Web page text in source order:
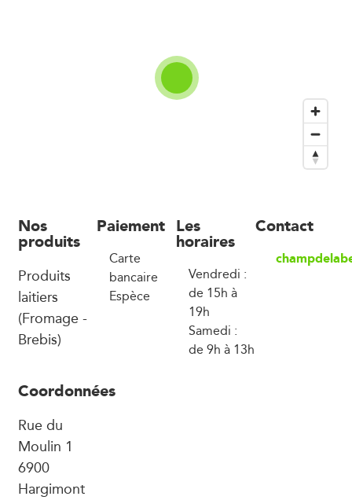
Nos
produits
Produits
laitiers
(Fromage -
Brebis)
Paiement
Carte
bancaire
Espèce
Les
horaires
Vendredi :
de 15h à
19h
Samedi :
de 9h à 13h
Contact
Coordonnées
Rue du
Moulin 1
6900
Hargimont